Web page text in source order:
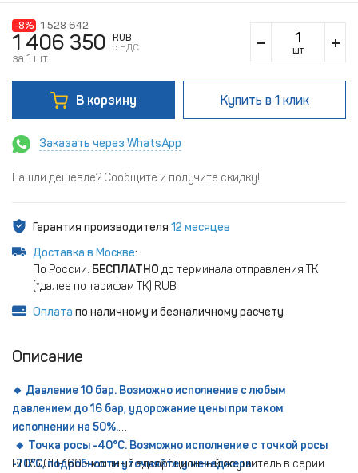
-8% 1 528 642
1 406 350
RUB
c НДС
за 1 шт.
шт
В корзину Купить в 1 клик
Заказать через WhatsApp
Нашли дешевле? Сообщите и получите скидку!
Гарантия производителя 12 месяцев
Доставка в Москве:
По России: БЕСПЛАТНО до терминала отправления ТК
(*далее по тарифам ТК) RUB
Оплата по наличному и безналичному расчету
Описание
🔸 Давление 10 бар. Возможно исполнение с любым
давлением до 16 бар, удорожание цены при таком
исполнении на 50%.
🔸 Точка росы -40°С. Возможно исполнение с точкой росы
-70°С, подробности уточняйте у менеджера.
BERG ОН-160 - мощный адсорбционный осушитель в серии